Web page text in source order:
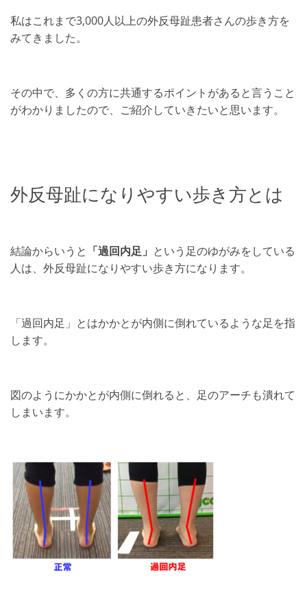
私はこれまで3,000人以上の外反母趾患者さんの歩き方を
みてきました。
その中で、多くの方に共通するポイントがあると言うこと
がわかりましたので、ご紹介していきたいと思います。
外反母趾になりやすい歩き方とは
結論からいうと 「過回内足」 という足のゆがみをしている
人は、外反母趾になりやすい歩き方になります。
「過回内足」とはかかとが内側に倒れているような足を指
します。
図のようにかかとが内側に倒れると、足のアーチも潰れて
しまいます。